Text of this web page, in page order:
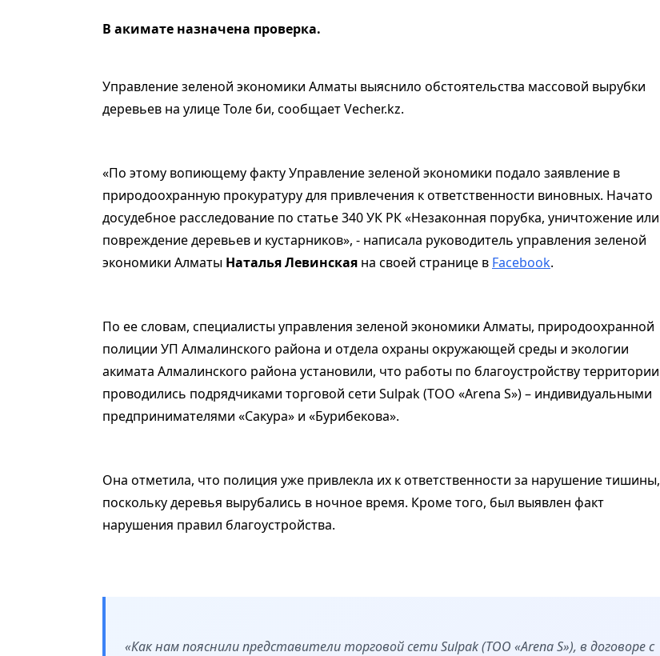
В акимате назначена проверка.
Управление зеленой экономики Алматы выяснило обстоятельства массовой вырубки
деревьев на улице Толе би, сообщает Vecher.kz.
«По этому вопиющему факту Управление зеленой экономики подало заявление в
природоохранную прокуратуру для привлечения к ответственности виновных. Начато
досудебное расследование по статье 340 УК РК «Незаконная порубка, уничтожение или
повреждение деревьев и кустарников», - написала руководитель управления зеленой
экономики Алматы Наталья Левинская на своей странице в Facebook.
По ее словам, специалисты управления зеленой экономики Алматы, природоохранной
полиции УП Алмалинского района и отдела охраны окружающей среды и экологии
акимата Алмалинского района установили, что работы по благоустройству территории
проводились подрядчиками торговой сети Sulpak (ТОО «Arena S») – индивидуальными
предпринимателями «Сакура» и «Бурибекова».
Она отметила, что полиция уже привлекла их к ответственности за нарушение тишины,
поскольку деревья вырубались в ночное время. Кроме того, был выявлен факт
нарушения правил благоустройства.
«Как нам пояснили представители торговой сети Sulpak (ТОО «Arena S»), в договоре с